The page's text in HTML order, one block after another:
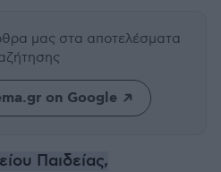
μας στα αποτελέσματα
on Google
Παιδείας,